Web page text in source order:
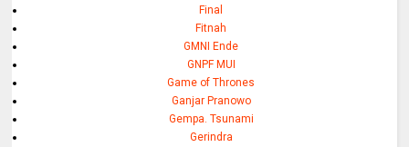
Final
Fitnah
GMNI Ende
GNPF MUI
Game of Thrones
Ganjar Pranowo
Gempa. Tsunami
Gerindra